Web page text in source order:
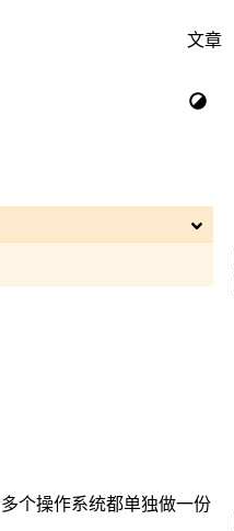
文章
个操作系统都单独做一份